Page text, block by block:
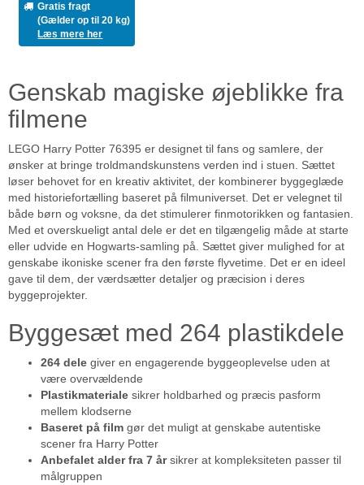
Gratis fragt
(Gælder op til 20 kg)
Læs mere her
Genskab magiske øjeblikke fra
filmene
LEGO Harry Potter 76395 er designet til fans og samlere, der
ønsker at bringe troldmandskunstens verden ind i stuen. Sættet
løser behovet for en kreativ aktivitet, der kombinerer byggeglæde
med historiefortælling baseret på filmuniverset. Det er velegnet til
både børn og voksne, da det stimulerer finmotorikken og fantasien.
Med et overskueligt antal dele er det en tilgængelig måde at starte
eller udvide en Hogwarts-samling på. Sættet giver mulighed for at
genskabe ikoniske scener fra den første flyvetime. Det er en ideel
gave til dem, der værdsætter detaljer og præcision i deres
byggeprojekter.
Byggesæt med 264 plastikdele
264 dele giver en engagerende byggeoplevelse uden at
være overvældende
Plastikmateriale sikrer holdbarhed og præcis pasform
mellem klodserne
Baseret på film gør det muligt at genskabe autentiske
scener fra Harry Potter
Anbefalet alder fra 7 årsikrer at kompleksiteten passer til
målgruppen